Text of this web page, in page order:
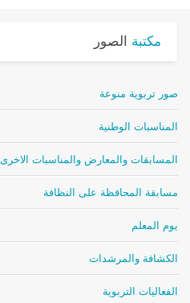
مكتبة الصور
صور تربوية منوعة
المناسبات الوطنية
المسابقات والمعارض والمناسبات الاخرى
مسابقة المحافظة على النظافة
يوم المعلم
الكشافة والمرشدات
الفعاليات التربوية